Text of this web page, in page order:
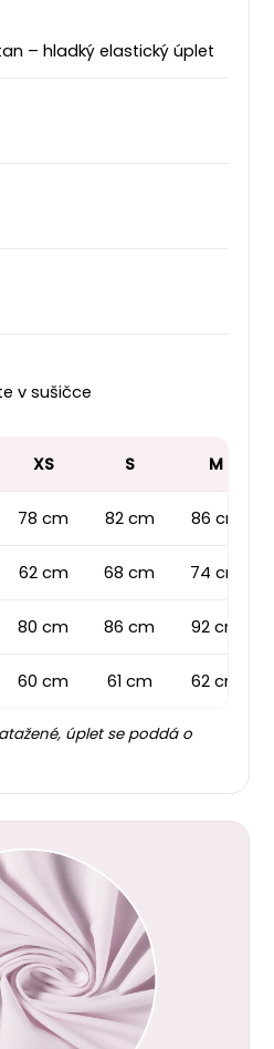
– hladký elastický úplet
v sušičce
XS S M
78 cm 82 cm 86 cm
62 cm 68 cm 74 cm
80 cm 86 cm 92 cm
60 cm 61 cm 62 cm
úplet se poddá o